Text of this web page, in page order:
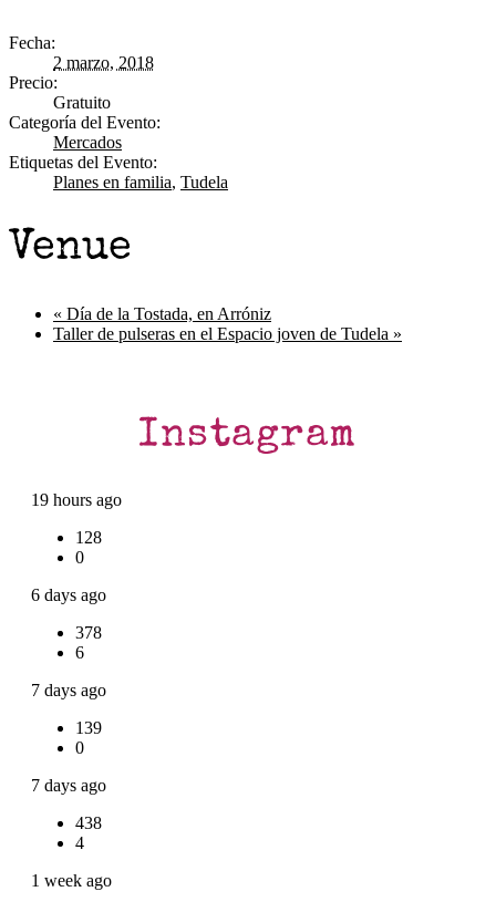
Fecha:
2 marzo, 2018
Precio:
Gratuito
Categoría del Evento:
Mercados
Etiquetas del Evento:
Planes en familia, Tudela
Venue
« Día de la Tostada, en Arróniz
Taller de pulseras en el Espacio joven de Tudela »
Instagram
19 hours ago
128
0
6 days ago
378
6
7 days ago
139
0
7 days ago
438
4
1 week ago